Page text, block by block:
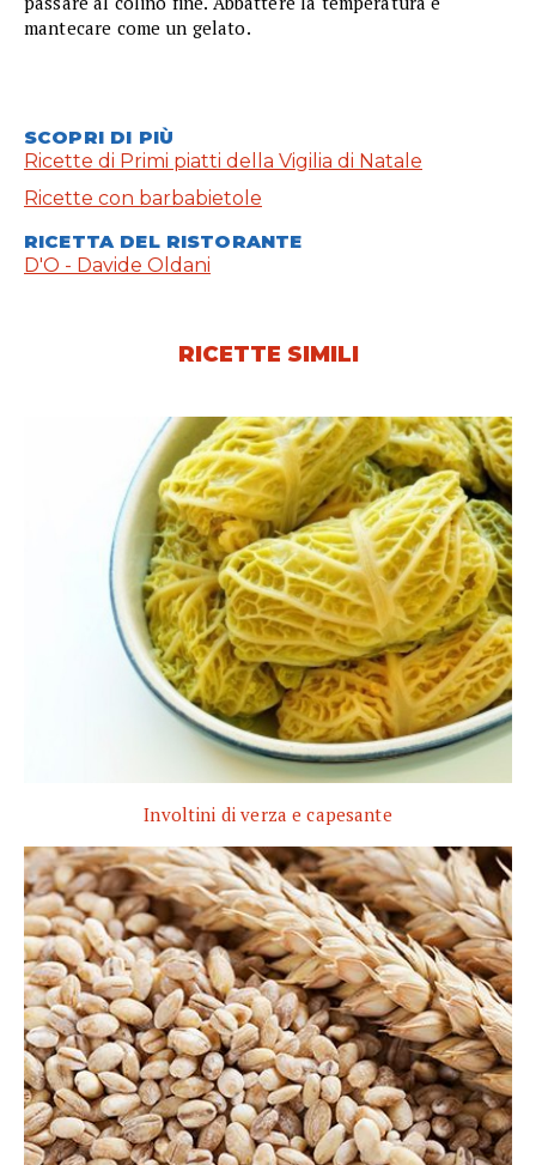
mantecare come un gelato.
SCOPRI DI PIÙ
Ricette di Primi piatti della Vigilia di Natale
Ricette con barbabietole
RICETTA DEL RISTORANTE
D'O - Davide Oldani
RICETTE SIMILI
Involtini di verza e capesante